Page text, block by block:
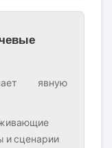
явную
и сценарии